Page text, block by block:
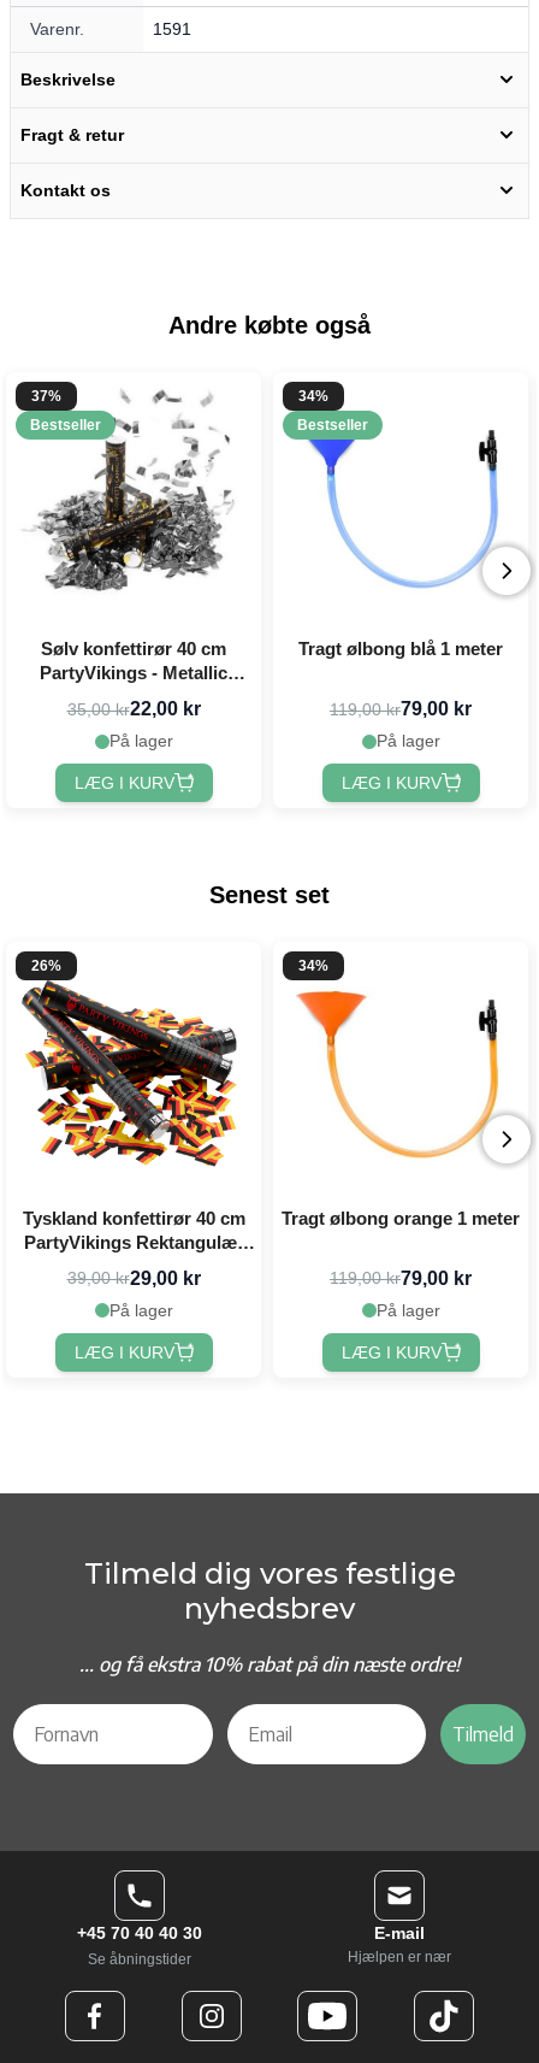
Varenr. 1591
Beskrivelse
Fragt & retur
Kontakt os
Andre købte også
37%
Bestseller
Sølv konfettirør 40 cm
PartyVikings - Metallic
Rektangulær
35,00 kr22,00 kr
På lager
LÆG I KURV
34%
Bestseller
Tragt ølbong blå 1 meter
119,00 kr79,00 kr
På lager
LÆG I KURV
Senest set
26%
Tyskland konfettirør 40 cm
PartyVikings Rektangulær
konfetti
39,00 kr29,00 kr
På lager
LÆG I KURV
34%
Tragt ølbong orange 1 meter
119,00 kr79,00 kr
På lager
LÆG I KURV
Tilmeld dig vores festlige
nyhedsbrev
... og få ekstra 10% rabat på din næste ordre!
Tilmeld
+45 70 40 40 30
Se åbningstider
E-mail
Hjælpen er nær